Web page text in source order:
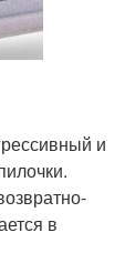
и
в